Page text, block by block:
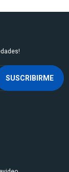
SUSCRIBIRME